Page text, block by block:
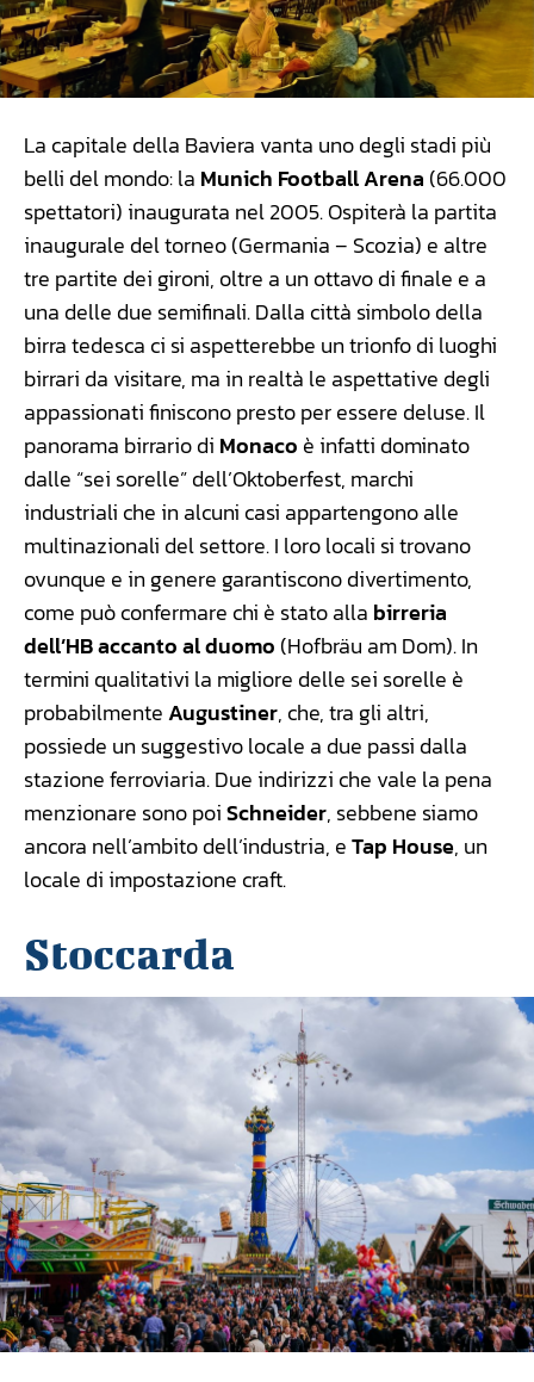
La capitale della Baviera vanta uno degli stadi più
belli del mondo: la Munich Football Arena (66.000
spettatori) inaugurata nel 2005. Ospiterà la partita
inaugurale del torneo (Germania – Scozia) e altre
tre partite dei gironi, oltre a un ottavo di finale e a
una delle due semifinali. Dalla città simbolo della
birra tedesca ci si aspetterebbe un trionfo di luoghi
birrari da visitare, ma in realtà le aspettative degli
appassionati finiscono presto per essere deluse. Il
panorama birrario di Monaco è infatti dominato
dalle “sei sorelle” dell’Oktoberfest, marchi
industriali che in alcuni casi appartengono alle
multinazionali del settore. I loro locali si trovano
ovunque e in genere garantiscono divertimento,
come può confermare chi è stato alla birreria
dell’HB accanto al duomo (Hofbräu am Dom). In
termini qualitativi la migliore delle sei sorelle è
probabilmenteAugustiner, che, tra gli altri,
possiede un suggestivo locale a due passi dalla
stazione ferroviaria. Due indirizzi che vale la pena
menzionare sono poiSchneider, sebbene siamo
ancora nell’ambito dell’industria, eTap House, un
locale di impostazione craft.
Stoccarda